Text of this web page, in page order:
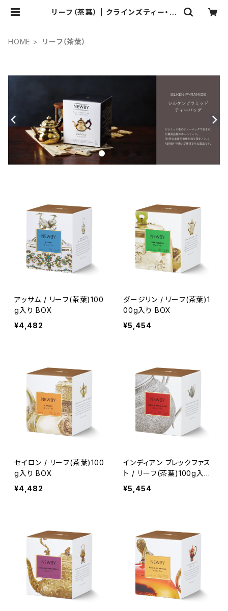
リーフ（茶葉） | クラインズティー・ブ
HOME
リーフ（茶葉）
アッサム / リーフ(茶葉)100
g入り BOX
¥4,482
ダージリン / リーフ(茶葉)1
00g入り BOX
¥5,454
セイロン / リーフ(茶葉)100
g入り BOX
¥4,482
インディアン ブレックファス
ト / リーフ(茶葉)100g入り
BOX
¥5,454